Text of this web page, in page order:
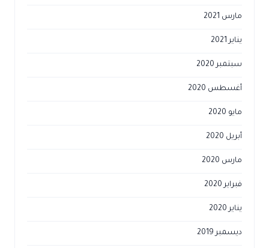
مارس 2021
يناير 2021
سبتمبر 2020
أغسطس 2020
مايو 2020
أبريل 2020
مارس 2020
فبراير 2020
يناير 2020
ديسمبر 2019